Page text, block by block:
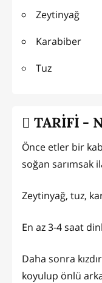
Zeytinyağ
Karabiber
Tuz
TARİFİ -
Önce etler bir
soğan sarımsak
Zeytinyağ, tuz,
En az 3-4 saat
Daha sonra
koyulup önlü